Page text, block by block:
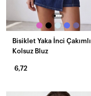
Bisiklet Yaka İnci Çakımlı
Kolsuz Bluz
6,72